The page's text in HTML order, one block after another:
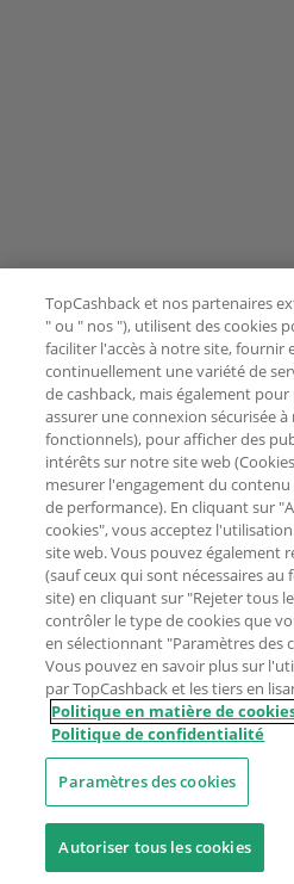
TopCashback et nos partenaires
" ou " nos "), utilisent des cookies
faciliter l'accès à notre site, fournir
continuellement une variété de
de cashback, mais également
assurer une connexion sécurisée
fonctionnels), pour afficher des
intérêts sur notre site web
mesurer l'engagement du
de performance). En cliquant sur
cookies", vous acceptez
site web. Vous pouvez également
(sauf ceux qui sont nécessaires
site) en cliquant sur "Rejeter tous
contrôler le type de cookies que
en sélectionnant "Paramètres des
Vous pouvez en savoir plus sur
par TopCashback et les tiers en
Politique en matière de
Politique de confidentialité
Paramètres des cookies
Autoriser tous les cookies